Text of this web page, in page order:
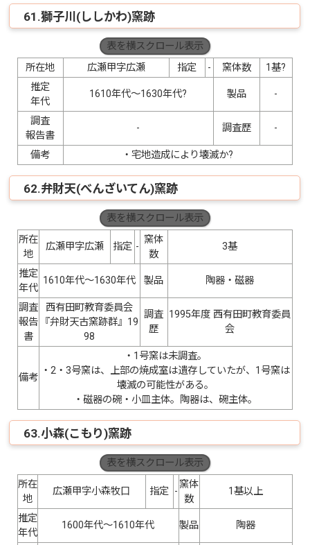
61.獅子川(ししかわ)窯跡
表を横スクロール表示
所在地
広瀬甲字広瀬 指定 - 窯体数
1基?
推定
年代
1610年代〜1630年代? 製品 -
調査
報告書
- 調査歴 -
備考 ・宅地造成により壊滅か?
62.弁財天(べんざいてん)窯跡
表を横スクロール表示
所在
地
広瀬甲字広瀬 指定 -
窯体
数
3基
推定
年代
1610年代〜1630年代 製品 陶器・磁器
調査
報告
書
西有田町教育委員会
『弁財天古窯跡群』19
98
調査
歴
1995年度 西有田町教育委員
会
備考
・1号窯は未調査。
・2・3号窯は、上部の焼成室は遺存していたが、1号窯は
壊滅の可能性がある。
・磁器の碗・小皿主体。陶器は、碗主体。
63.小森(こもり)窯跡
表を横スクロール表示
所在
地
広瀬甲字小森牧口 指定 -
窯体
数
1基以上
推定
年代
1600年代〜1610年代 製品 陶器